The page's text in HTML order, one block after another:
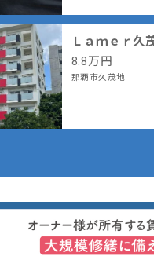
Ｌａｍｅｒ久
8.8万円
那覇市久茂地